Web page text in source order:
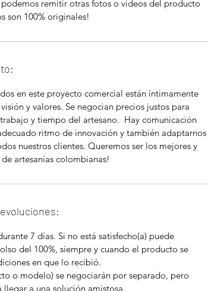
remitir otras fotos o videos del producto
son 100% originales!
en este proyecto comercial están íntimamente
y valores. Se negocian precios justos para
y tiempo del artesano. Hay comunicación
ritmo de innovación y también adaptarnos
nuestros clientes. Queremos ser los mejores y
artesanías colombianas!
7 días. Si no está satisfecho(a) puede
del 100%, siempre y cuando el producto se
en que lo recibió.
o modelo) se negociarán por separado, pero
a una solución amistosa.